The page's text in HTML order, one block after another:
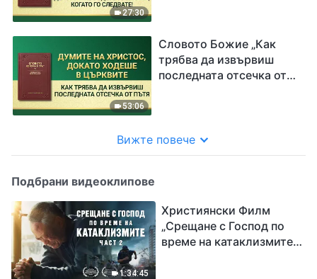
27:30
53:06
Словото Божие „Как
трябва да извървиш
последната отсечка от
Вижте повече
Подбрани видеоклипове
1:34:45
Християнски Филм
„Срещане с Господ по
време на катаклизмите“